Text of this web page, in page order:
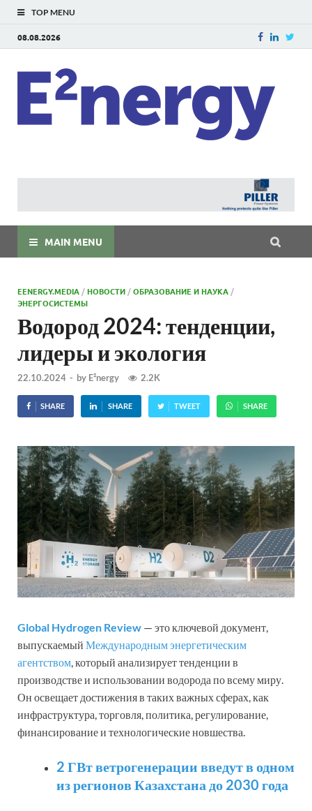
TOP MENU
08.08.2026
MAIN MENU
EENERGY.MEDIA /НОВОСТИ /ОБРАЗОВАНИЕ И НАУКА /
ЭНЕРГОСИСТЕМЫ
Водород 2024: тенденции,
лидеры и экология
22.10.2024 - by E²nergy 2.2K
SHARE SHARE TWEET SHARE
Global Hydrogen Review — это ключевой документ,
выпускаемый Международным энергетическим
агентством, который анализирует тенденции в
производстве и использовании водорода по всему миру.
Он освещает достижения в таких важных сферах, как
инфраструктура, торговля, политика, регулирование,
финансирование и технологические новшества.
2 ГВт ветрогенерации введут в одном
из регионов Казахстана до 2030 года